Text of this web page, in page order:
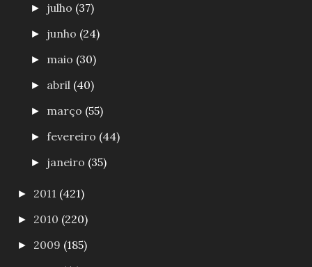
► julho (37)
► junho (24)
► maio (30)
► abril (40)
► março (55)
►fevereiro (44)
► janeiro (35)
► 2011 (421)
► 2010 (220)
► 2009 (185)